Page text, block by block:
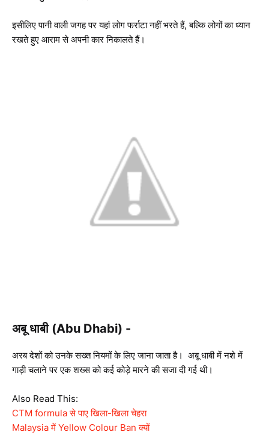
इसीलिए पानी वाली जगह पर यहां लोग फर्राटा नहीं भरते हैं, बल्कि लोगों का ध्यान
रखते हुए आराम से अपनी कार निकालते हैं।
अबू धाबी (Abu Dhabi) -
अरब देशों को उनके सख्त नियमों के लिए जाना जाता है। अबू धाबी में नशे में
गाड़ी चलाने पर एक शख्स को कई कोड़े मारने की सजा दी गई थी।
Also Read This:
CTM formula से पाए खिला-खिला चेहरा
Malaysia में Yellow Colour Ban क्यों